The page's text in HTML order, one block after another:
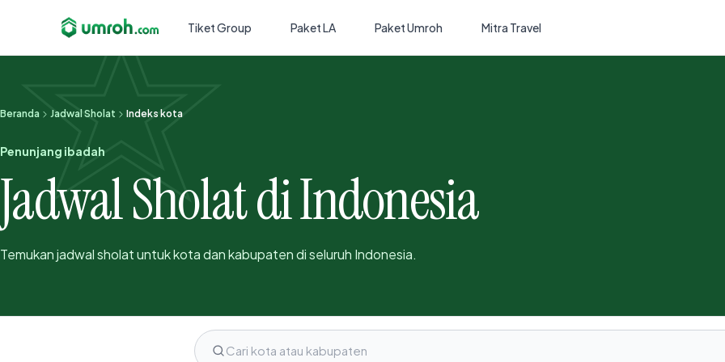
Tiket Group Paket LA Paket Umroh Mitra Travel
Beranda Jadwal Sholat Indeks kota
Penunjang ibadah
Jadwal Sholat di Indonesia
Temukan jadwal sholat untuk kota dan kabupaten di seluruh Indonesia.